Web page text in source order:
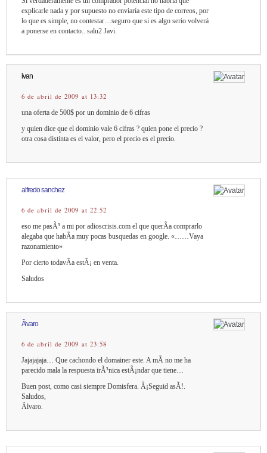
explicarle nada y por supuesto no enviaría este tipo de correos, por
lo que es simple, no contestar…seguro que si es algo serio volverá
a ponerse en contacto.. salu2 Javi.
ivan
6 de abril de 2009 at 13:32
una oferta de 500$ por un dominio de 6 cifras
y quien dice que el dominio vale 6 cifras ? quien pone el precio ?
otra cosa distinta es el valor, pero el precio es el precio.
alfredo sanchez
6 de abril de 2009 at 22:52
eso me pasÃ³ a mi por adioscrisis.com el que querÃ­a comprarlo
alegaba que habÃ­a muy pocas busquedas en google. «……Vaya
razonamiento»
Por cierto todavÃ­a estÃ¡ en venta.
Saludos
Ãlvaro
6 de abril de 2009 at 23:58
Jajajajaja… Que cachondo el domainer este. A mÃ­ no me ha
parecido mala la respuesta irÃ³nica estÃ¡ndar que tiene…
Buen post, como casi siempre Domisfera. Â¡Seguid asÃ­!.
Saludos,
Ãlvaro.